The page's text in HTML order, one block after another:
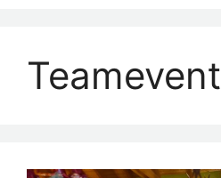
Teamevent